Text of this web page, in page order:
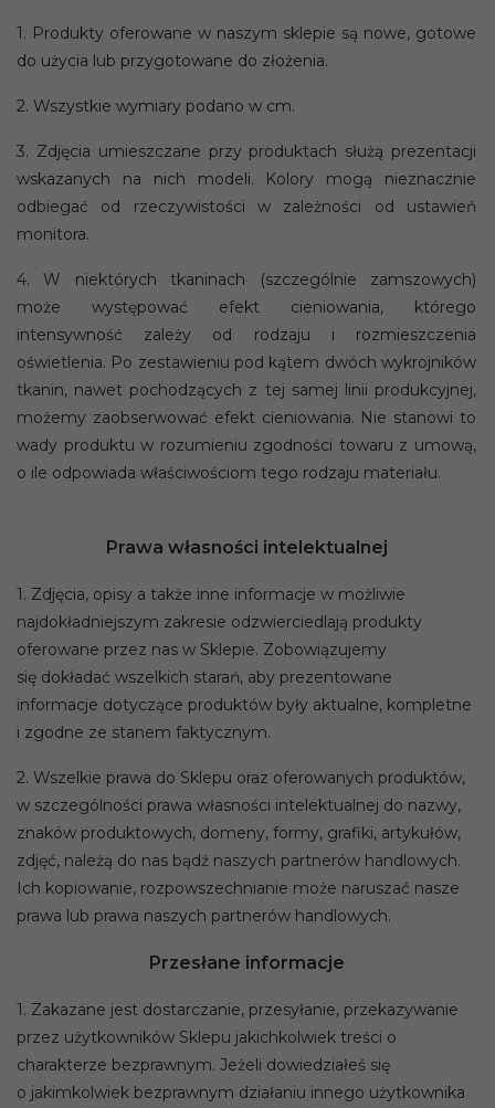
1. Produkty oferowane w naszym sklepie są nowe, gotowe
do użycia lub przygotowane do złożenia.
2. Wszystkie wymiary podano w cm.
3. Zdjęcia umieszczane przy produktach służą prezentacji
wskazanych na nich modeli. Kolory mogą nieznacznie
odbiegać od rzeczywistości w zależności od ustawień
monitora.
4.W niektórych tkaninach (szczególnie zamszowych)
może występować efekt cieniowania, którego
intensywność zależy od rodzaju i rozmieszczenia
oświetlenia. Po zestawieniu pod kątem dwóch wykrojników
tkanin, nawet pochodzących z tej samej linii produkcyjnej,
możemy zaobserwować efekt cieniowania. Nie stanowi to
wady produktu w rozumieniu zgodności towaru z umową,
o ile odpowiada właściwościom tego rodzaju materiału.
Prawa własności intelektualnej
1. Zdjęcia, opisy a także inne informacje w możliwie
najdokładniejszym zakresie odzwierciedlają produkty
oferowane przez nas w Sklepie. Zobowiązujemy
się dokładać wszelkich starań, aby prezentowane
informacje dotyczące produktów były aktualne, kompletne
i zgodne ze stanem faktycznym.
2. Wszelkie prawa do Sklepu oraz oferowanych produktów,
w szczególności prawa własności intelektualnej do nazwy,
znaków produktowych, domeny, formy, grafiki, artykułów,
zdjęć, należą do nas bądź naszych partnerów handlowych.
Ich kopiowanie, rozpowszechnianie może naruszać nasze
prawa lub prawa naszych partnerów handlowych.
Przesłane informacje
1. Zakazane jest dostarczanie, przesyłanie, przekazywanie
przez użytkowników Sklepu jakichkolwiek treści o
charakterze bezprawnym. Jeżeli dowiedziałeś się
o jakimkolwiek bezprawnym działaniu innego użytkownika